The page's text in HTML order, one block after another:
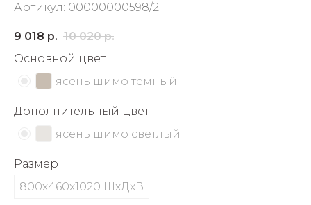
Артикул: 00000000598/2
9 018 р. 10 020 р.
Основной цвет
ясень шимо темный
Дополнительный цвет
ясень шимо светлый
Размер
800х460х1020 ШхДхВ
Оставшиеся75% будут
списываться
каждые 2 недели
Подробнее
об оплате Плайтом